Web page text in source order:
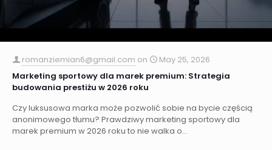
romanziemian6@gmail.com on
May 25, 2026
Marketing sportowy dla marek premium: Strategia
budowania prestiżu w 2026 roku
Czy luksusowa marka może pozwolić sobie na bycie częścią
anonimowego tłumu? Prawdziwy marketing sportowy dla
marek premium w 2026 roku to nie walka o...